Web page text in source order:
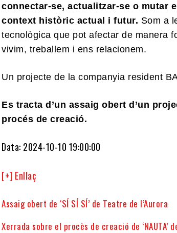
connectar-se, actualitzar-se o mutar
context històric actual i futur. Som a
tecnològica que pot afectar de manera
vivim, treballem i ens relacionem.
Un projecte de la companyia resident
Es tracta d’un assaig obert d’un
procés de creació.
Data: 2024-10-10 19:00:00
[+] Enllaç
Assaig obert de ‘SÍ SÍ SÍ’ de Teatre de l’Aurora
Xerrada sobre el procès de creació de ‘NAUTA’